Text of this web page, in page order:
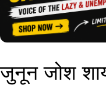
जुनून जोश